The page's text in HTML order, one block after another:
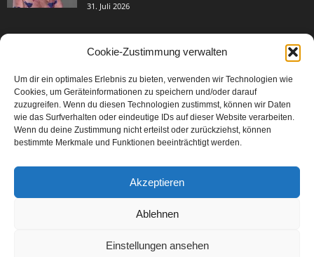
Cookie-Zustimmung verwalten
Um dir ein optimales Erlebnis zu bieten, verwenden wir Technologien wie
Cookies, um Geräteinformationen zu speichern und/oder darauf
zuzugreifen. Wenn du diesen Technologien zustimmst, können wir Daten
wie das Surfverhalten oder eindeutige IDs auf dieser Website verarbeiten.
Wenn du deine Zustimmung nicht erteilst oder zurückziehst, können
bestimmte Merkmale und Funktionen beeinträchtigt werden.
Akzeptieren
Ablehnen
Einstellungen ansehen
31. Juli 2026
Events & Success 3004
Breaking News 2067
Aktuelles
Featured Article
Karriere 567